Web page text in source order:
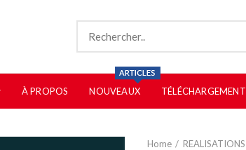
À PROPOS NOUVEAUX TÉLÉCHARGEMENT
Home REALISATIONS